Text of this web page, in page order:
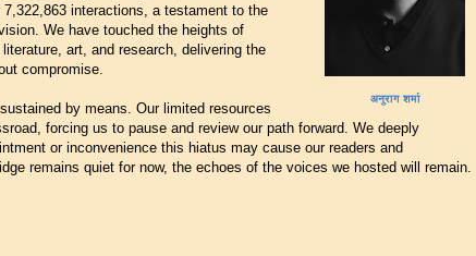
अनुराग शर्मा
interactions, a testament to the
We have touched the heights of
art, and research, delivering the
compromise.
by means. Our limited resources
forcing us to pause and review our path forward. We deeply
or inconvenience this hiatus may cause our readers and
remains quiet for now, the echoes of the voices we hosted will remain.